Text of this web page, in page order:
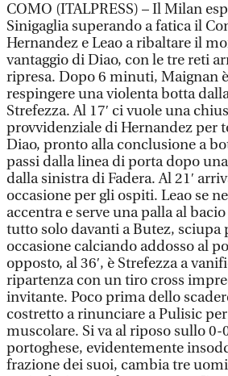
COMO (ITALPRESS) – Il Milan
Sinigaglia superando a fatica il
Hernandez e Leao a ribaltare il
vantaggio di Diao, con le tre reti
ripresa. Dopo 6 minuti, Maignan
respingere una violenta botta
Strefezza. Al 17′ ci vuole una
provvidenziale di Hernandez per
Diao, pronto alla conclusione a
passi dalla linea di porta dopo
dalla sinistra di Fadera. Al 21′
occasione per gli ospiti. Leao se
accentra e serve una palla al
tutto solo davanti a Butez, sciupa
occasione calciando addosso al
opposto, al 36′, è Strefezza a
ripartenza con un tiro cross
invitante. Poco prima dello
costretto a rinunciare a Pulisic
muscolare. Si va al riposo sullo
portoghese, evidentemente
frazione dei suoi, cambia tre